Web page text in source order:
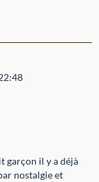
garçon il y a déjà
nostalgie et